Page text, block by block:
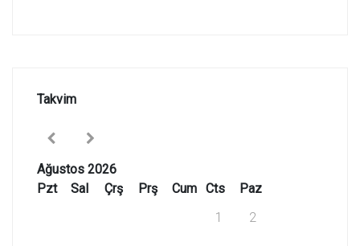
Takvim
Ağustos 2026
Pzt
Sal Çrş Prş Cum Cts
Paz
1
2